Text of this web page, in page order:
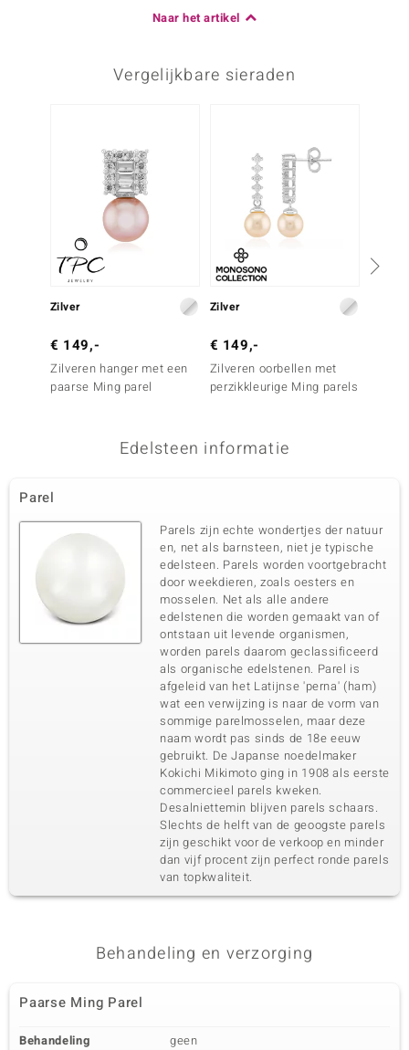
Herkomst
Derde edelsteen
Karaatgewicht som
Rond geslepen
Herkomst
Brazilië
Naar het artikel
Vergelijkbare sieraden
Zilver
€ 149,-
Zilveren hanger met een
paarse Ming parel
Zilver
€ 149,-
Zilveren oorbellen met
perzikkleurige Ming parels
Edelsteen informatie
Parel
Parels zijn echte wondertjes der natuur
en, net als barnsteen, niet je typische
edelsteen. Parels worden voortgebracht
door weekdieren, zoals oesters en
mosselen. Net als alle andere
edelstenen die worden gemaakt van of
ontstaan uit levende organismen,
worden parels daarom geclassificeerd
als organische edelstenen. Parel is
afgeleid van het Latijnse 'perna' (ham)
wat een verwijzing is naar de vorm van
sommige parelmosselen, maar deze
naam wordt pas sinds de 18e eeuw
gebruikt. De Japanse noedelmaker
Kokichi Mikimoto ging in 1908 als eerste
commercieel parels kweken.
Desalniettemin blijven parels schaars.
Slechts de helft van de geoogste parels
zijn geschikt voor de verkoop en minder
dan vijf procent zijn perfect ronde parels
van topkwaliteit.
Behandeling en verzorging
Paarse Ming Parel
Behandeling
geen